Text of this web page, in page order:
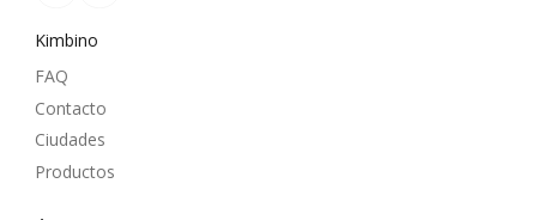
Kimbino
FAQ
Contacto
Ciudades
Productos